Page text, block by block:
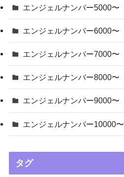
エンジェルナンバー5000〜
エンジェルナンバー6000〜
エンジェルナンバー7000〜
エンジェルナンバー8000〜
エンジェルナンバー9000〜
エンジェルナンバー10000〜
タグ